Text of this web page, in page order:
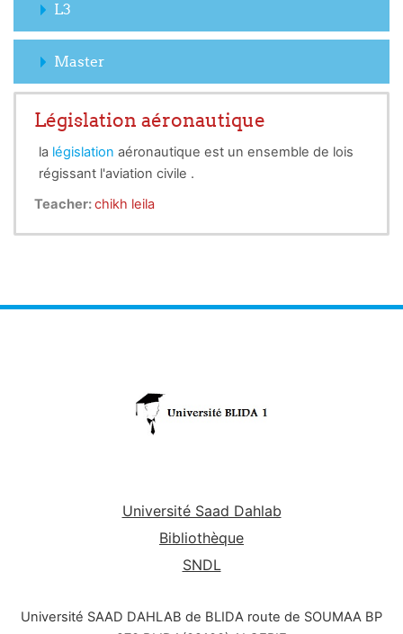
L3
Master
Législation aéronautique
la législation aéronautique est un ensemble de lois
régissant l'aviation civile .
Teacher:chikh leila
Université Saad Dahlab
Bibliothèque
SNDL
Université SAAD DAHLAB de BLIDA route de SOUMAA BP